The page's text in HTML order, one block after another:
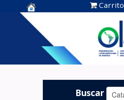
Centro de
Documentación
OLADE -
Carrito
Buscar